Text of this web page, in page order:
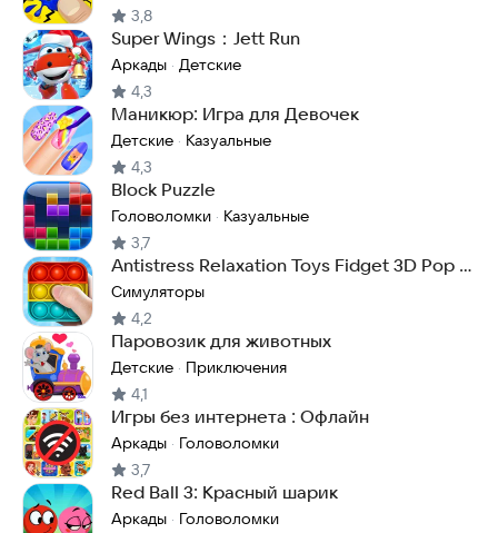
3,8
Super Wings：Jett Run
Аркады · Детские
4,3
Маникюр: Игра для Девочек
Детские · Казуальные
4,3
Block Puzzle
Головоломки · Казуальные
3,7
Antistress Relaxation Toys Fidget 3D Pop it
Master
Симуляторы
4,2
Паровозик для животных
Детские · Приключения
4,1
Игры без интернета : Офлайн
Аркады · Головоломки
3,7
Red Ball 3: Красный шарик
Аркады · Головоломки